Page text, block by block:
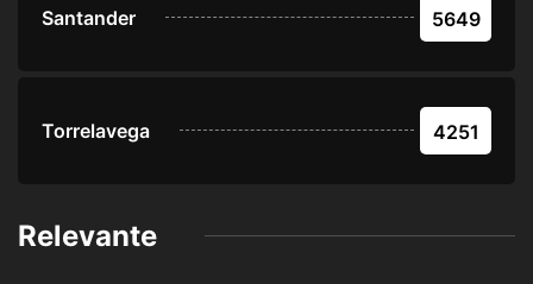
Santander 5649
Torrelavega 4251
Relevante